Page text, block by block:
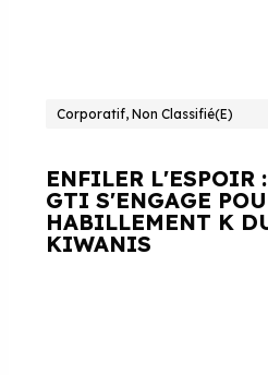
Corporatif, Non Classifié(e)
ENFILER L'ESPOIR
GTI S'ENGAGE
HABILLEMENT K
KIWANIS